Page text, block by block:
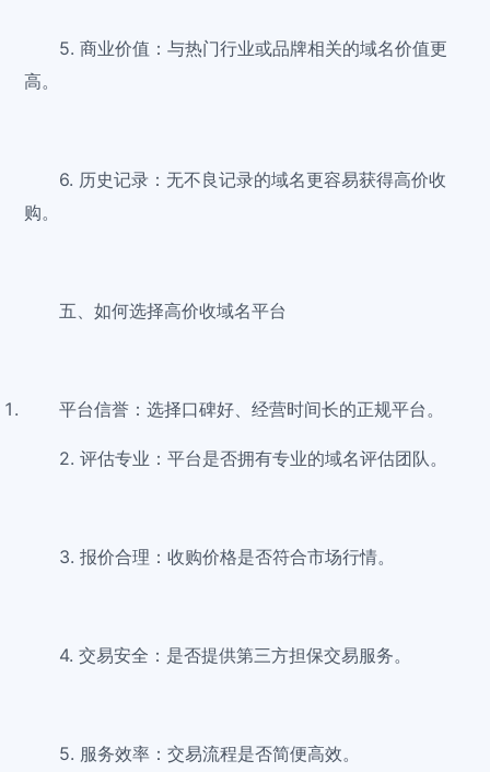
5. 商业价值：与热门行业或品牌相关的域名价值更
高。
6. 历史记录：无不良记录的域名更容易获得高价收
购。
五、如何选择高价收域名平台
平台信誉：选择口碑好、经营时间长的正规平台。
2. 评估专业：平台是否拥有专业的域名评估团队。
3. 报价合理：收购价格是否符合市场行情。
4. 交易安全：是否提供第三方担保交易服务。
5. 服务效率：交易流程是否简便高效。